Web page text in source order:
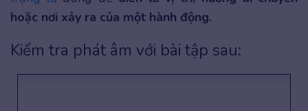
hoặc nơi xảy ra của một hành động.
Kiểm tra phát âm với bài tập sau: